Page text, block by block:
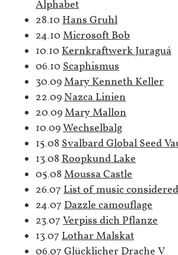
Alphabet
28.10 Hans Gruhl
24.10 Microsoft Bob
10.10 Kernkraftwerk Juraguá
06.10 Scaphismus
30.09Mary Kenneth Keller
22.09Nazca Linien
20.09Mary Mallon
10.09Wechselbalg
15.08 Svalbard Global Seed
13.08 Roopkund Lake
05.08 Moussa Castle
26.07 List of music
24.07 Dazzle camouflage
23.07 Verpiss dich Pflanze
13.07 Lothar Malskat
06.07 Glücklicher Drache V